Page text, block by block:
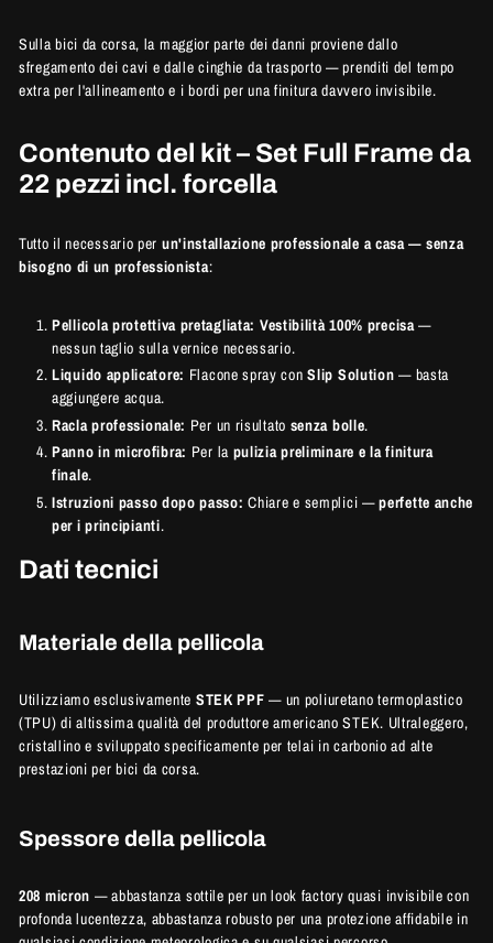
Sulla bici da corsa, la maggior parte dei danni proviene dallo
sfregamento dei cavi e dalle cinghie da trasporto — prenditi del tempo
extra per l'allineamento e i bordi per una finitura davvero invisibile.
Contenuto del kit – Set Full Frame da
22 pezzi incl. forcella
Tutto il necessario per un'installazione professionale a casa — senza
bisogno di un professionista:
Pellicola protettiva pretagliata: Vestibilità 100% precisa —
nessun taglio sulla vernice necessario.
Liquido applicatore: Flacone spray conSlip Solution — basta
aggiungere acqua.
Racla professionale: Per un risultato senza bolle.
Panno in microfibra: Per la pulizia preliminare e la finitura
finale.
Istruzioni passo dopo passo: Chiare e semplici —perfette anche
per i principianti.
Dati tecnici
Materiale della pellicola
Utilizziamo esclusivamente STEK PPF — un poliuretano termoplastico
(TPU) di altissima qualità del produttore americano STEK. Ultraleggero,
cristallino e sviluppato specificamente per telai in carbonio ad alte
prestazioni per bici da corsa.
Spessore della pellicola
208 micron — abbastanza sottile per un look factory quasi invisibile con
profonda lucentezza, abbastanza robusto per una protezione affidabile in